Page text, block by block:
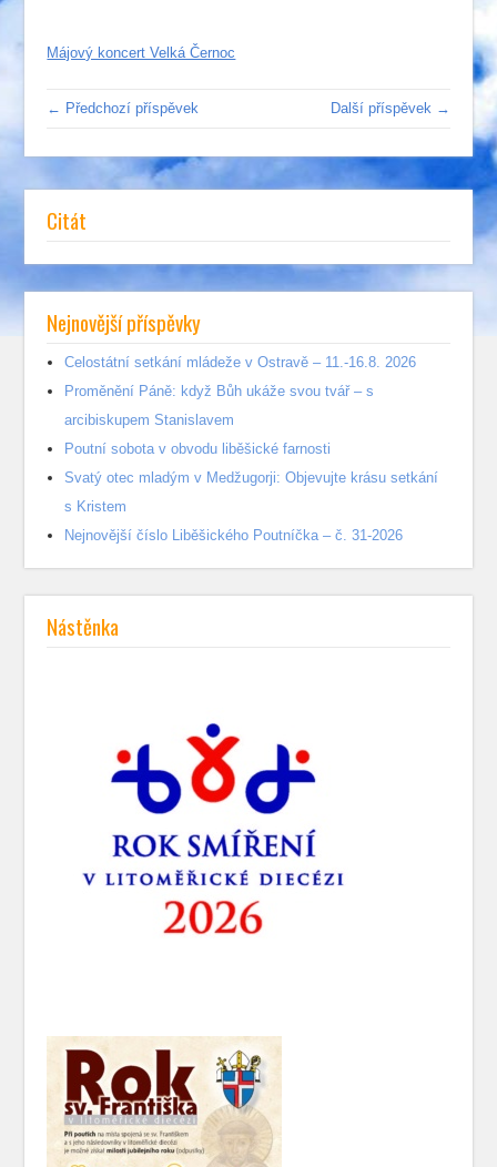
Májový koncert Velká Černoc
← Předchozí příspěvek Další příspěvek →
Citát
Nejnovější příspěvky
Celostátní setkání mládeže v Ostravě – 11.-16.8. 2026
Proměnění Páně: když Bůh ukáže svou tvář – s
arcibiskupem Stanislavem
Poutní sobota v obvodu liběšické farnosti
Svatý otec mladým v Medžugorji: Objevujte krásu setkání
s Kristem
Nejnovější číslo Liběšického Poutníčka – č. 31-2026
Nástěnka